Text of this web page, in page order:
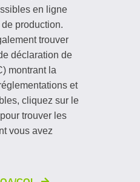
en ligne
production.
trouver
déclaration de
montrant la
et
cliquez sur le
trouver les
vous avez